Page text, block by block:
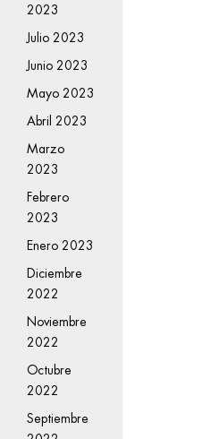
2023
Julio 2023
Junio 2023
Mayo 2023
Abril 2023
Marzo
2023
Febrero
2023
Enero 2023
Diciembre
2022
Noviembre
2022
Octubre
2022
Septiembre